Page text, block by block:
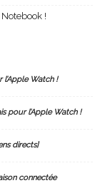
!
l’Apple Watch !
pour l’Apple Watch !
directs]
connectée